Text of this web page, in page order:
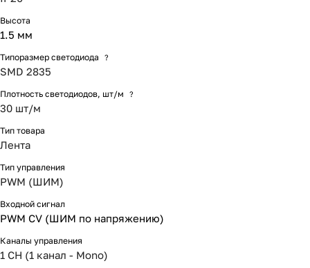
Высота
1.5 мм
Типоразмер светодиода ?
SMD 2835
Плотность светодиодов, шт/м ?
30 шт/м
Тип товара
Лента
Тип управления
PWM (ШИМ)
Входной сигнал
PWM СV (ШИМ по напряжению)
Каналы управления
1 CH (1 канал - Mono)